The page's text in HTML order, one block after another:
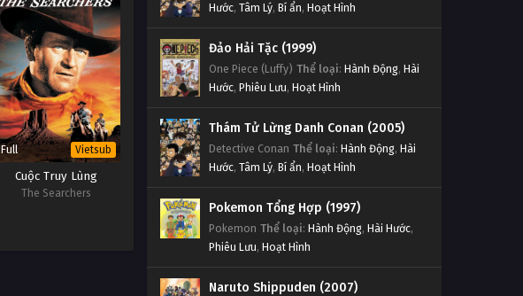
Full Vietsub
Cuộc Truy Lùng
The Searchers
Hước, Tâm Lý, Bí ẩn, Hoạt Hình
Đảo Hải Tặc (1999)
One Piece (Luffy) Thể loại: Hành Động, Hài
Hước, Phiêu Lưu, Hoạt Hình
Thám Tử Lừng Danh Conan (2005)
Detective Conan Thể loại: Hành Động, Hài
Hước, Tâm Lý, Bí ẩn, Hoạt Hình
Pokemon Tổng Hợp (1997)
Pokemon Thể loại: Hành Động, Hài Hước,
Phiêu Lưu, Hoạt Hình
Naruto Shippuden (2007)